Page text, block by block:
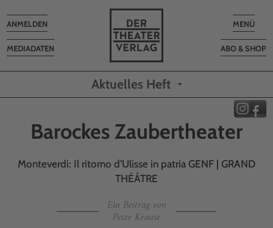
Toggle
MENÜ
ABO & SHOP
MEDIADATEN
Toggle
navigation
ANMELDEN
Aktuelles Heft
Barockes Zaubertheater
Monteverdi: Il ritorno d’Ulisse in patria GENF | GRAND
THÉÂTRE
Ein Beitrag von
Peter Krause